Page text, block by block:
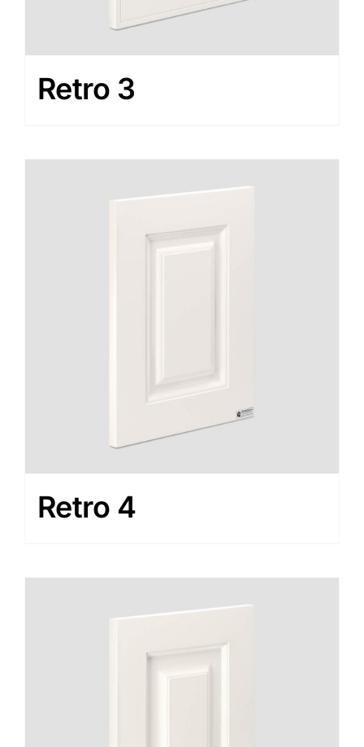
Retro 3
Retro 4